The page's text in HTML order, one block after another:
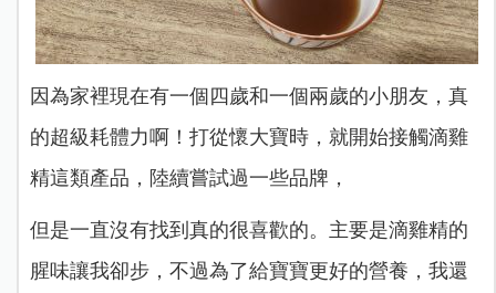
因為家裡現在有一個四歲和一個兩歲的小朋友，真
的超級耗體力啊！打從懷大寶時，就開始接觸滴雞
精這類產品，陸續嘗試過一些品牌，
但是一直沒有找到真的很喜歡的。 主要是滴雞精的
腥味讓我卻步，不過為了給寶寶更好的營養，我還